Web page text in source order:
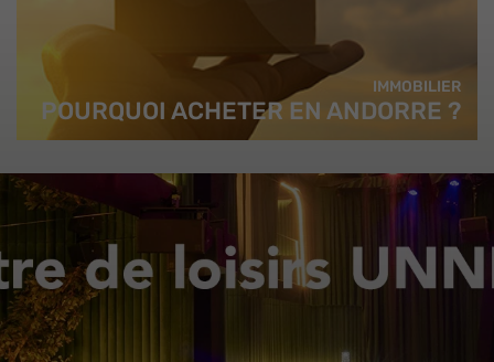
IMMOBILIER
POURQUOI ACHETER EN ANDORRE ?